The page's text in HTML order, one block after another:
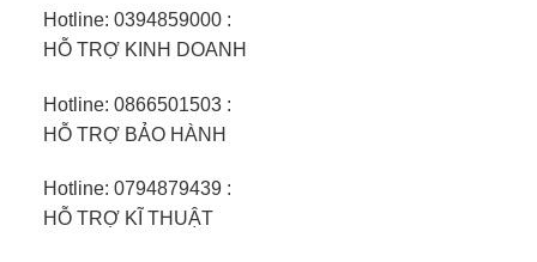
Hotline: 0394859000 :
HỖ TRỢ KINH DOANH
Hotline: 0866501503 :
HỖ TRỢ BẢO HÀNH
Hotline: 0794879439 :
HỖ TRỢ KĨ THUẬT